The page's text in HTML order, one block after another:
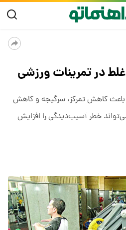
در تمرینات ورزشی
کاهش تمرکز، سرگیجه و کاهش
خطر آسیب‌دیدگی را افزایش